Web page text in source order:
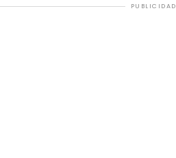
PUBLICIDAD